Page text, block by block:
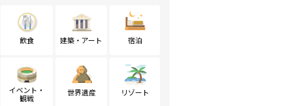
飲食 建築・アート 宿泊
イベント・
観戦
世界遺産 リゾート